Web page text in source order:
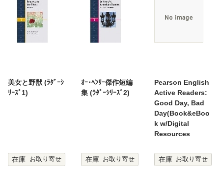
美女と野獣 (ﾗﾀﾞｰｼ
ﾘｰｽﾞ1)
在庫 お取り寄せ
ｵｰ･ﾍﾝﾘｰ傑作短編
集 (ﾗﾀﾞｰｼﾘｰｽﾞ2)
在庫 お取り寄せ
Pearson English
Active Readers:
Good Day, Bad
Day(Book&eBoo
k w/Digital
Resources
在庫 お取り寄せ